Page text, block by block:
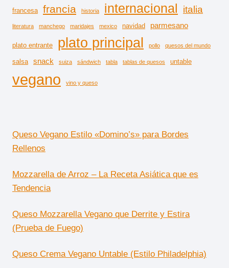
francesa francia historia internacional italia
literatura manchego maridajes mexico navidad parmesano
plato entrante plato principal pollo quesos del mundo
salsa snack suiza sándwich tabla tablas de quesos untable
vegano vino y queso
Queso Vegano Estilo «Domino’s» para Bordes
Rellenos
Mozzarella de Arroz – La Receta Asiática que es
Tendencia
Queso Mozzarella Vegano que Derrite y Estira
(Prueba de Fuego)
Queso Crema Vegano Untable (Estilo Philadelphia)